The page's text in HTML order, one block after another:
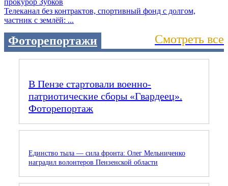
Телеканал без контрактов, спортивный фонд с долгом,
частник с землёй: ...
Фоторепортажи Смотреть все
В Пензе стартовали военно-
патриотические сборы «Гвардеец».
Фоторепортаж
Единство тыла — сила фронта: Олег Мельниченко
наградил волонтеров Пензенской области